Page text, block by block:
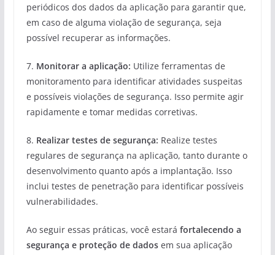
periódicos dos dados da aplicação para garantir que,
em caso de alguma violação de segurança, seja
possível recuperar as informações.
7. Monitorar a aplicação: Utilize ferramentas de
monitoramento para identificar atividades suspeitas
e possíveis violações de segurança. Isso permite agir
rapidamente e tomar medidas corretivas.
8. Realizar testes de segurança: Realize testes
regulares de segurança na aplicação, tanto durante o
desenvolvimento quanto após a implantação. Isso
inclui testes de penetração para identificar possíveis
vulnerabilidades.
Ao seguir essas práticas, você estará fortalecendo a
segurança e proteção de dadosem sua aplicação